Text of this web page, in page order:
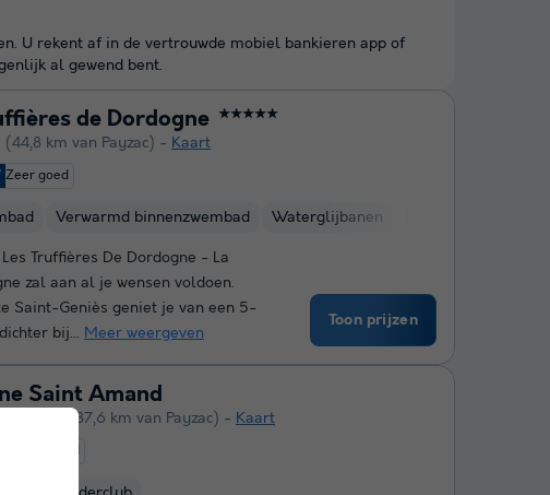
de Dordogne ★★★★★
(44,8 km van Payzac) Kaart
Zeer goed
Verwarmd binnenzwembad Waterglijbanen
Truffières De Dordogne - La
zal aan al je wensen voldoen.
Saint-Geniès geniet je van een 5-
bij... Meer weergeven
Toon prijzen
Saint Amand
(37,6 km van Payzac) Kaart
Uitstekend
U rekent af in de vertrouwde mobiel bankieren app of
al gewend bent.